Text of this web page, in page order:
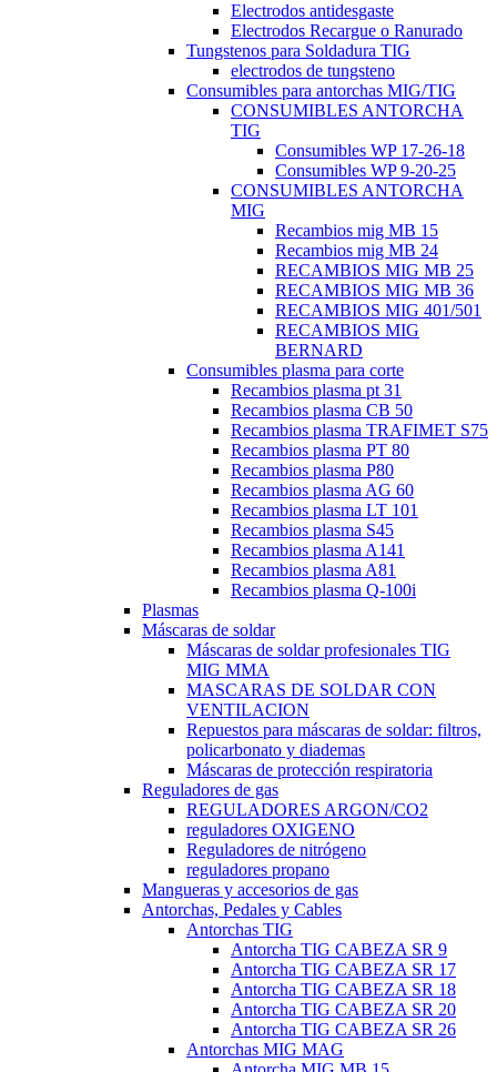
Electrodos antidesgaste
Electrodos Recargue o Ranurado
Tungstenos para Soldadura TIG
electrodos de tungsteno
Consumibles para antorchas MIG/TIG
CONSUMIBLES ANTORCHA
TIG
Consumibles WP 17-26-18
Consumibles WP 9-20-25
CONSUMIBLES ANTORCHA
MIG
Recambios mig MB 15
Recambios mig MB 24
RECAMBIOS MIG MB 25
RECAMBIOS MIG MB 36
RECAMBIOS MIG 401/501
RECAMBIOS MIG
BERNARD
Consumibles plasma para corte
Recambios plasma pt 31
Recambios plasma CB 50
Recambios plasma TRAFIMET S75
Recambios plasma PT 80
Recambios plasma P80
Recambios plasma AG 60
Recambios plasma LT 101
Recambios plasma S45
Recambios plasma A141
Recambios plasma A81
Recambios plasma Q-100i
Plasmas
Máscaras de soldar
Máscaras de soldar profesionales TIG
MIG MMA
MASCARAS DE SOLDAR CON
VENTILACION
Repuestos para máscaras de soldar: filtros,
policarbonato y diademas
Máscaras de protección respiratoria
Reguladores de gas
REGULADORES ARGON/CO2
reguladores OXIGENO
Reguladores de nitrógeno
reguladores propano
Mangueras y accesorios de gas
Antorchas, Pedales y Cables
Antorchas TIG
Antorcha TIG CABEZA SR 9
Antorcha TIG CABEZA SR 17
Antorcha TIG CABEZA SR 18
Antorcha TIG CABEZA SR 20
Antorcha TIG CABEZA SR 26
Antorchas MIG MAG